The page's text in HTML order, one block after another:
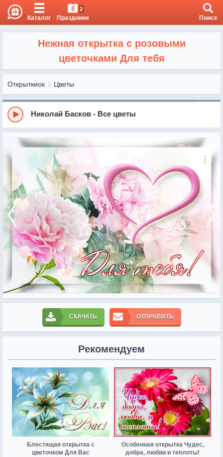
Каталог
8 2
Праздники Поиск
Нежная открытка с розовыми
цветочками Для тебя
Открыткиок Цветы
Николай Басков - Все цветы
СКАЧАТЬ ОТПРАВИТЬ
Рекомендуем
Блестящая открытка с
цветочком Для Вас
Особенная открытка Чудес,
добра, любви и теплоты!